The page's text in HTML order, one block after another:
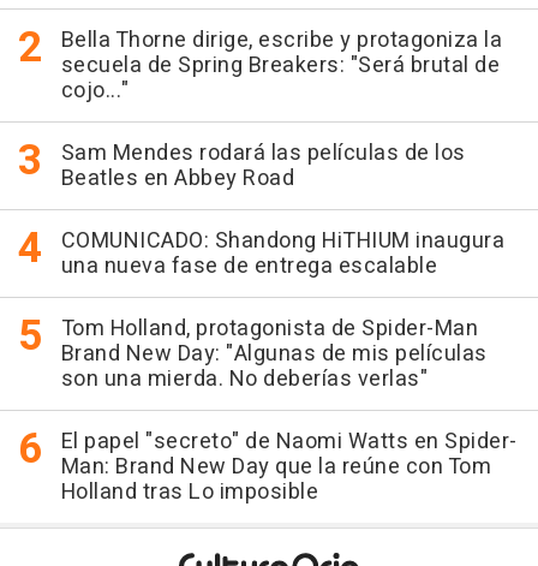
Bella Thorne dirige, escribe y protagoniza la
secuela de Spring Breakers: "Será brutal de
cojo..."
Sam Mendes rodará las películas de los
Beatles en Abbey Road
COMUNICADO: Shandong HiTHIUM inaugura
una nueva fase de entrega escalable
Tom Holland, protagonista de Spider-Man
Brand New Day: "Algunas de mis películas
son una mierda. No deberías verlas"
El papel "secreto" de Naomi Watts en Spider-
Man: Brand New Day que la reúne con Tom
Holland tras Lo imposible